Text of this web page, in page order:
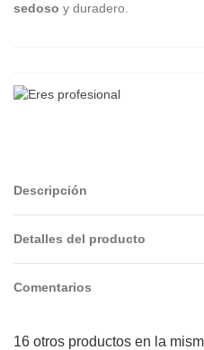
sedoso y duradero.
Descripción
Detalles del producto
Comentarios
16 otros productos en la